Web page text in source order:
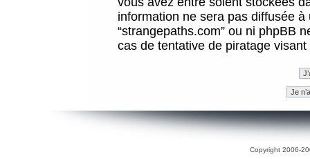
information ne sera pas diffusée
“strangepaths.com” ou ni phpBB
cas de tentative de piratage
Copyright 2006-